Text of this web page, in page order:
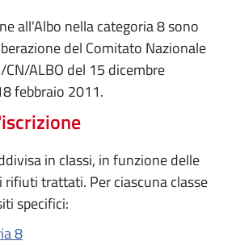
all'Albo nella categoria 8 sono
del Comitato Nazionale
ALBO del 15 dicembre
febbraio 2011.
in classi, in funzione delle
trattati. Per ciascuna classe
specifici:
8